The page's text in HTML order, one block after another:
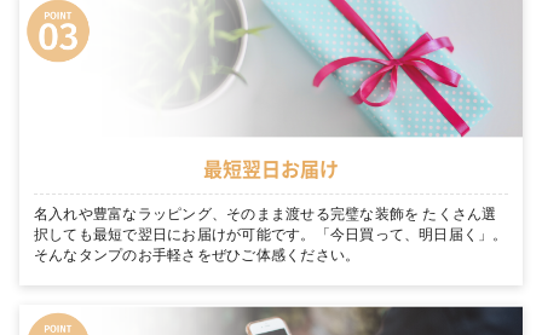
最短翌日お届け
名入れや豊富なラッピング、そのまま渡せる完璧な装飾を たくさん選
択しても最短で翌日にお届けが可能です。「今日買って、明日届く」。
そんなタンプのお手軽さをぜひご体感ください。